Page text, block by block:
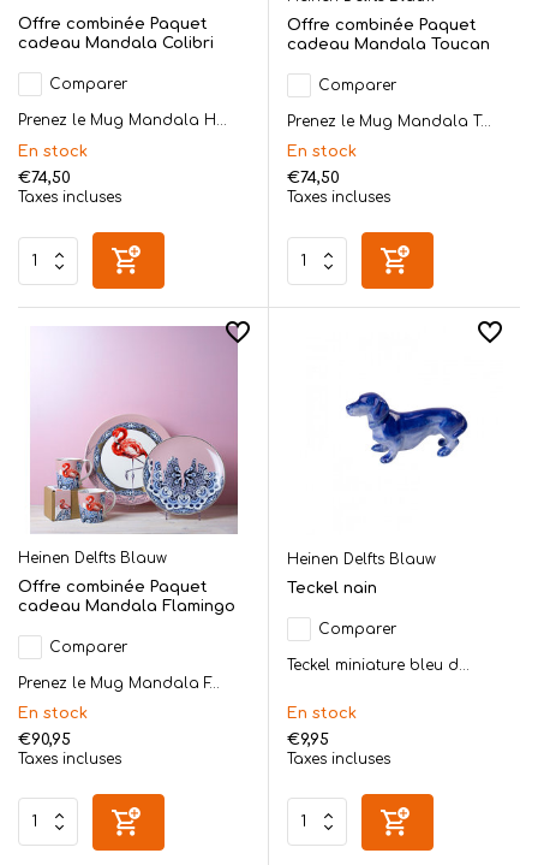
Offre combinée Paquet
cadeau Mandala Colibri
Comparer
Prenez le Mug Mandala H...
En stock
€74,50
Taxes incluses
Offre combinée Paquet
cadeau Mandala Toucan
Comparer
Prenez le Mug Mandala T...
En stock
€74,50
Taxes incluses
Heinen Delfts Blauw
Offre combinée Paquet
cadeau Mandala Flamingo
Comparer
Prenez le Mug Mandala F...
En stock
€90,95
Taxes incluses
Heinen Delfts Blauw
Teckel nain
Comparer
Teckel miniature bleu d...
En stock
€9,95
Taxes incluses